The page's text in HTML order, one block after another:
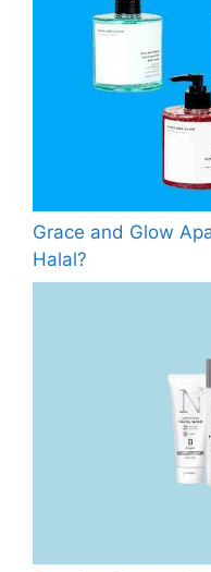
Grace and Glow
Halal?